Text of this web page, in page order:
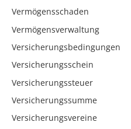
Vermögensschaden
Vermögensverwaltung
Versicherungsbedingungen
Versicherungsschein
Versicherungssteuer
Versicherungssumme
Versicherungsvereine